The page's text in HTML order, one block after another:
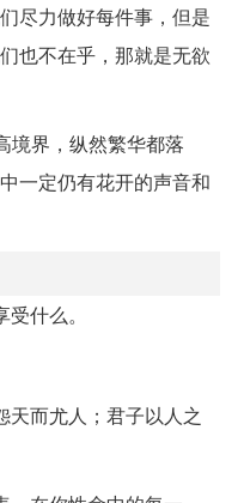
尽力做好每件事，但是
也不在乎，那就是无欲
境界，纵然繁华都落
一定仍有花开的声音和
什么。
天而尤人；君子以人之